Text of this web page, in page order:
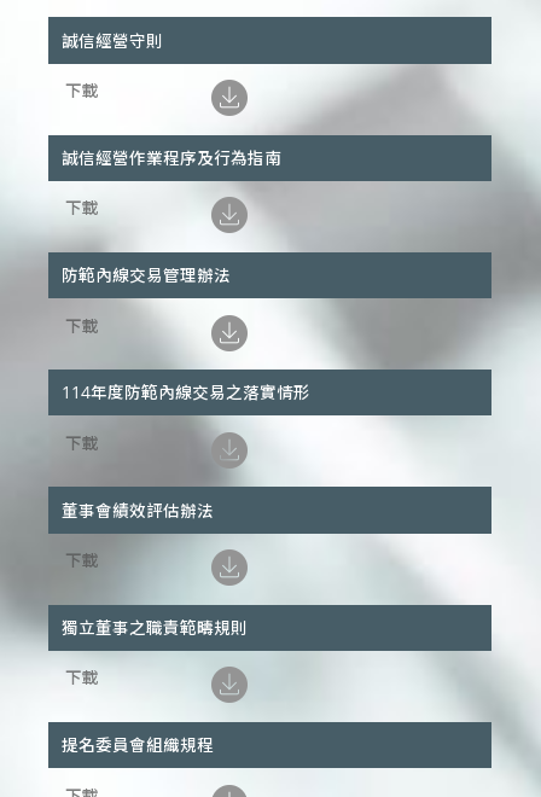
誠信經營守則
誠信經營作業程序及行為指南
防範內線交易管理辦法
114年度防範內線交易之落實情形
董事會績效評估辦法
獨立董事之職責範疇規則
提名委員會組織規程